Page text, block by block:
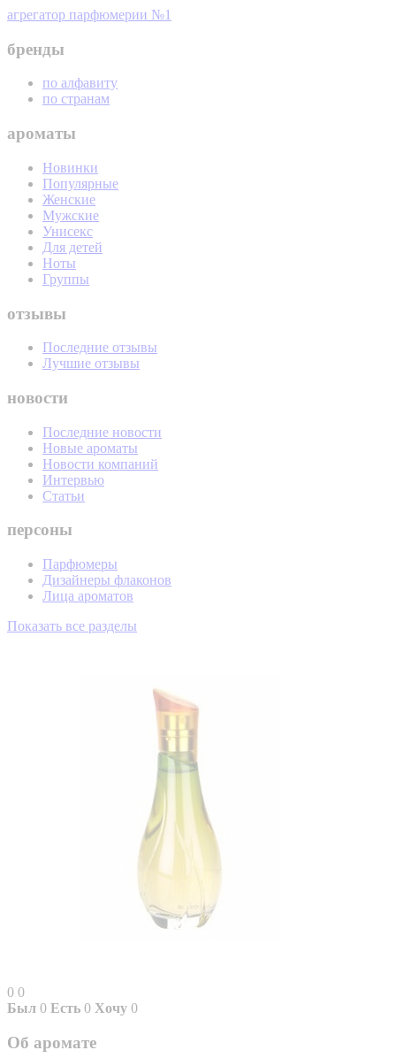
агрегатор парфюмерии №1
бренды
по алфавиту
по странам
ароматы
Новинки
Популярные
Женские
Мужские
Унисекс
Для детей
Ноты
Группы
отзывы
Последние отзывы
Лучшие отзывы
новости
Последние новости
Новые ароматы
Новости компаний
Интервью
Статьи
персоны
Парфюмеры
Дизайнеры флаконов
Лица ароматов
Показать все разделы
0 0
Был 0 Есть 0 Хочу 0
Об аромате